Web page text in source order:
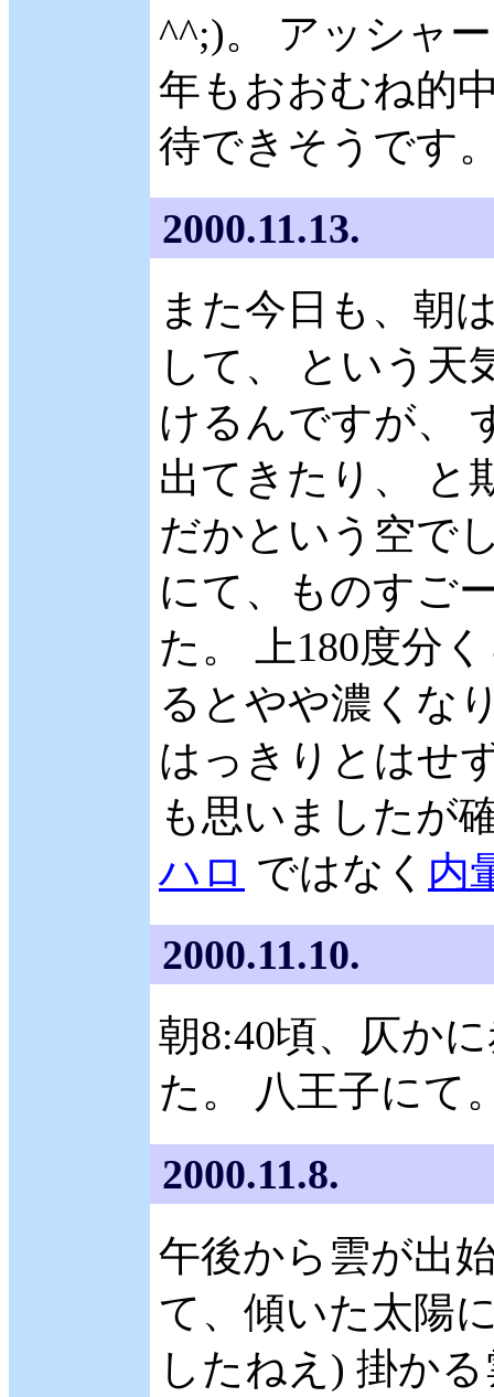
^^;)。 アッシャ
年もおおむね的
待できそうです
2000.11.13.
また今日も、朝
して、 という天
けるんですが、
出てきたり、 と
だかという空で
にて、ものすご
た。 上180度分
るとやや濃くな
はっきりとはせ
も思いましたが
ハロ ではなく 内
2000.11.10.
朝8:40頃、仄か
た。 八王子にて
2000.11.8.
午後から雲が出
て、傾いた太陽
したねえ) 掛か